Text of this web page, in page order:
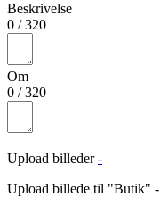
Beskrivelse
0 /320
Om
0 /320
Upload billeder -
Upload billede til "Butik"